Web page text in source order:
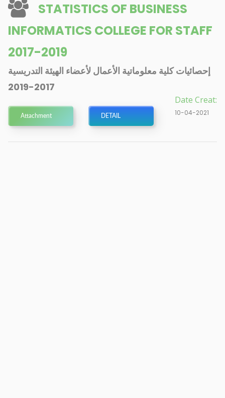
STATISTICS OF BUSINESS
INFORMATICS COLLEGE FOR STAFF
2017-2019
إحصائيات كلية معلوماتية الأعمال لأعضاء الهيئة التدريسية
2017-2019
Date Creat:
10-04-2021
Attachment DETAIL